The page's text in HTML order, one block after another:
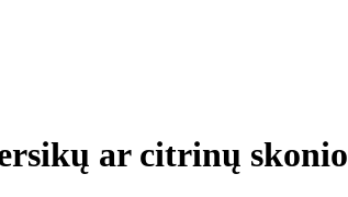
ar citrinų skonio